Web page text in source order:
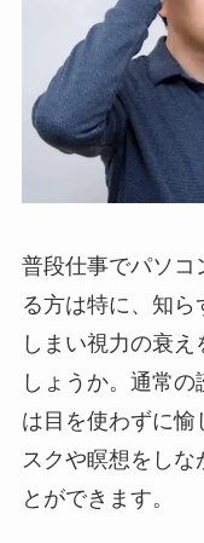
普段仕事でパソコ
る方は特に、知
しまい視力の衰
しょうか。通常
は目を使わずに愉
スクや瞑想をしな
とができます。